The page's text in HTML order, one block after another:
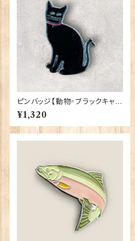
ピンバッジ【動物=ブラックキャッ
ト】Cadogan 90040-XJKB0
1-26
¥1,320